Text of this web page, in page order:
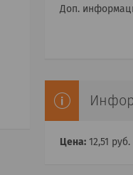
Доп.
Цена: 12,51 руб.